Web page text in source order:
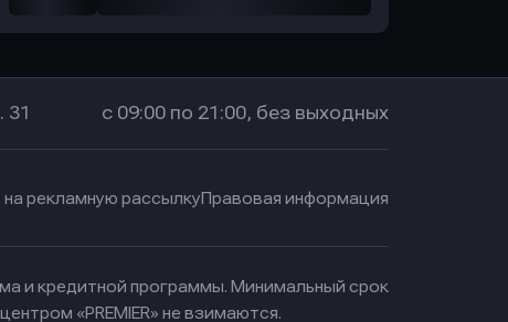
31 с 09:00 по 21:00, без выходных
на рекламную рассылкуПравовая информация
и кредитной программы. Минимальный срок
«PREMIER» не взимаются.